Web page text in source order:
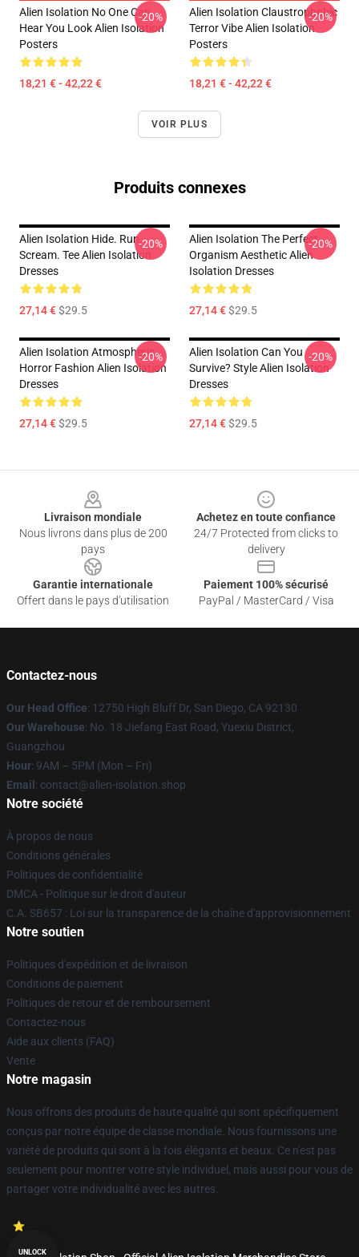
Alien Isolation No One Can
Hear You Look Alien Isolation
Posters
18,21 € - 42,22 €
-20%
Alien Isolation Claustrophobic
Terror Vibe Alien Isolation
Posters
18,21 € - 42,22 €
-20%
VOIR PLUS
Produits connexes
Alien Isolation Hide. Run.
Scream. Tee Alien Isolation
Dresses
27,14 €$29.5
-20%
Alien Isolation The Perfect
Organism Aesthetic Alien
Isolation Dresses
27,14 €$29.5
-20%
Alien Isolation Atmospheric
Horror Fashion Alien Isolation
Dresses
27,14 €$29.5
-20%
Alien Isolation Can You
Survive? Style Alien Isolation
Dresses
27,14 €$29.5
-20%
Livraison mondiale
Nous livrons dans plus de 200
pays
Achetez en toute confiance
24/7 Protected from clicks to
delivery
Garantie internationale
Offert dans le pays d'utilisation
Paiement 100% sécurisé
PayPal / MasterCard / Visa
Contactez-nous
Our Head Office: 12750 High Bluff Dr, San Diego, CA 92130
Our Warehouse: No. 18 Jiefang East Road, Yuexiu District,
Guangzhou
Hour: 9AM – 5PM (Mon – Fri)
Email : contact@alien-isolation.shop
Notre société
À propos de nous
Conditions générales
Politiques de confidentialité
DMCA - Politique sur le droit d'auteur
C.A. SB657 : Loi sur la transparence de la chaîne d'approvisionnement
Notre soutien
Politiques d'expédition et de livraison
Conditions de paiement
Politiques de retour et de remboursement
Contactez-nous
Aide aux clients (FAQ)
Vente
Notre magasin
Nous offrons des produits de haute qualité qui sont spécifiquement
conçus par notre équipe de classe mondiale. Nous fournissons une
variété de produits qui sont à la fois élégants et beaux. Ce n'est pas
seulement pour montrer votre style individuel, mais aussi pour vous de
partager votre individualité avec les autres.
UNLOCK